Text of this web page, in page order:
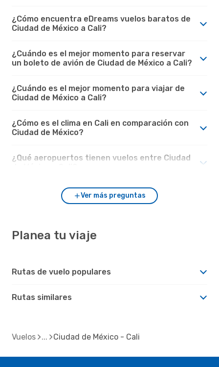
¿Cómo encuentra eDreams vuelos baratos de
Ciudad de México a Cali?
¿Cuándo es el mejor momento para reservar
un boleto de avión de Ciudad de México a Cali?
¿Cuándo es el mejor momento para viajar de
Ciudad de México a Cali?
¿Cómo es el clima en Cali en comparación con
Ciudad de México?
¿Qué aeropuertos tienen vuelos entre Ciudad
Ver más preguntas
Planea tu viaje
Rutas de vuelo populares
Rutas similares
Vuelos Ciudad de México - Cali